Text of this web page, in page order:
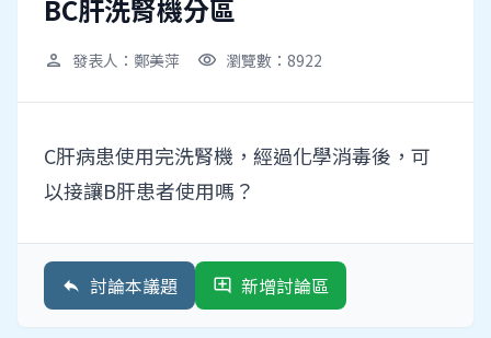
BC肝洗腎機分區
person 發表人：鄭美萍 visibility 瀏覽數：8922
C肝病患使用完洗腎機，經過化學消毒後，可
以接讓B肝患者使用嗎？
reply 討論本議題 add_comment 新增討論區